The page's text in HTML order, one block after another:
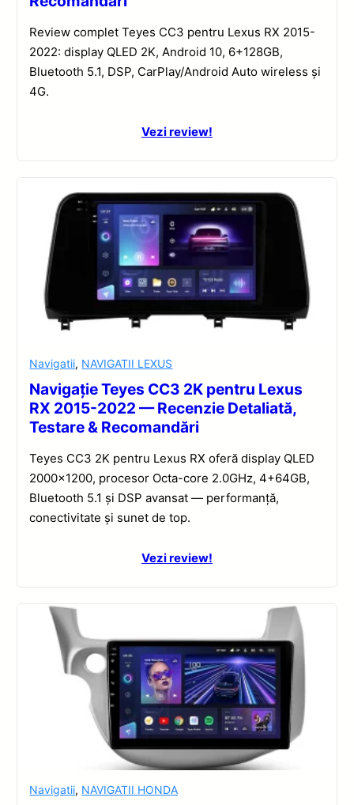
Review complet Teyes CC3 pentru Lexus RX 2015-
2022: display QLED 2K, Android 10, 6+128GB,
Bluetooth 5.1, DSP, CarPlay/Android Auto wireless și
4G.
Vezi review!
Navigatii, NAVIGATII LEXUS
Navigație Teyes CC3 2K pentru Lexus
RX 2015-2022 — Recenzie Detaliată,
Testare & Recomandări
Teyes CC3 2K pentru Lexus RX oferă display QLED
2000×1200, procesor Octa-core 2.0GHz, 4+64GB,
Bluetooth 5.1 și DSP avansat — performanță,
conectivitate și sunet de top.
Vezi review!
Navigatii, NAVIGATII HONDA